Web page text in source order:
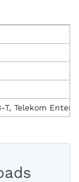
T, Telekom